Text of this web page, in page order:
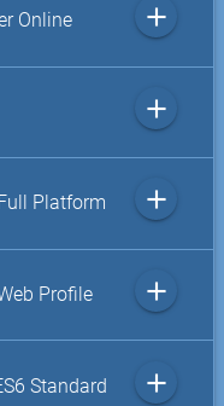
Online add
add
Platform add
Profile add
Standard add